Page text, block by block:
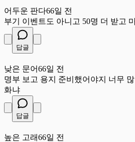
어두운 판다66일 전
부기 이벤트도 아니고 50명 더 받고
답글
낮은 문어66일 전
명부 보고 용지 준비했어야지 너무
화냐
답글
높은 고래66일 전